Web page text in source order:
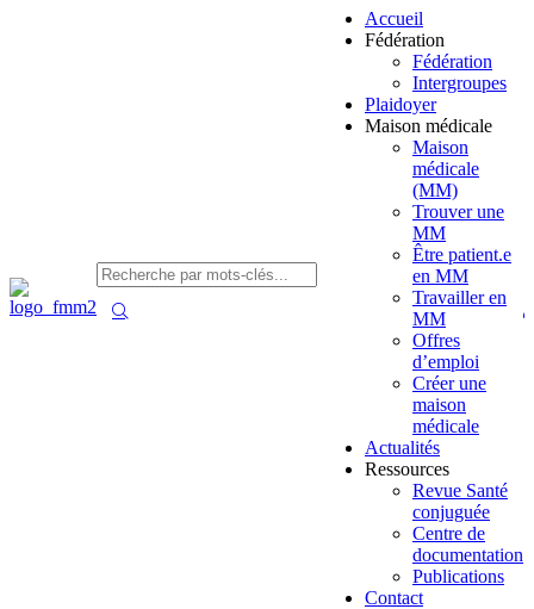
Accueil
Fédération
Fédération
Intergroupes
Plaidoyer
Maison médicale
Maison
médicale
(MM)
Trouver une
MM
Être patient.e
en MM
Travailler en
MM
Offres
d’emploi
Créer une
maison
médicale
Actualités
Ressources
Revue Santé
conjuguée
Centre de
documentation
Publications
Contact